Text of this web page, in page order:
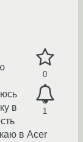
0
1
в
в Acer